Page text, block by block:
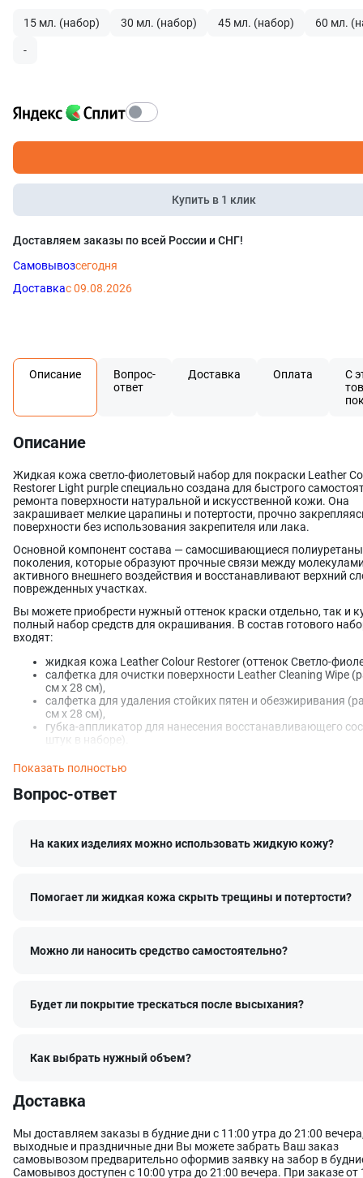
15 мл. (набор) 30 мл. (набор) 45 мл. (набор) 60 мл.
-
Купить в 1 клик
Доставляем заказы по всей России и СНГ!
Самовывозсегодня
Доставкас 09.08.2026
Описание
Вопрос-
ответ
Доставка Оплата
С
Описание
Жидкая кожа светло-фиолетовый набор для покраски Leather
Restorer Light purple специально создана для быстрого
ремонта поверхности натуральной и искусственной кожи. Она
закрашивает мелкие царапины и потертости, прочно
поверхности без использования закрепителя или лака.
Основной компонент состава — самосшивающиеся
поколения, которые образуют прочные связи между
активного внешнего воздействия и восстанавливают верхний
поврежденных участках.
Вы можете приобрести нужный оттенок краски отдельно, так и
полный набор средств для окрашивания. В состав готового
входят:
жидкая кожа Leather Colour Restorer (оттенок Светло-
салфетка для очистки поверхности Leather Cleaning Wipe
см x 28 см),
салфетка для удаления стойких пятен и обезжиривания
см x 28 см),
губка-аппликатор для нанесения восстанавливающего
штук в наборе).
Средство для ремонта и восстановления кожи отличается:
повышенной укрывистостью (расход краски для
одного автомобильного сиденья примерно 60 мл);
свойства);
высокой устойчивостью к истиранию и температурам
Как выбрать правильный оттенок
фиолетовый из каталога LeTech соответствует оттенку RAL 4005
нужный в готовых наборах, мы рекомендуем обратиться к
специалистам
для индивидуального подбора цвета
автомобильной кожи,
кожгалантереи.
Жидкая кожа светло-фиолетовый набор для покраски Leather
Restorer Light purple — это продукт All-in-One («все в одном») с
восстанавливающим эффектом, который подойдет для
Показать полностью
Вопрос-ответ
На каких изделиях можно использовать жидкую кожу?
Помогает ли жидкая кожа скрыть трещины и потертости?
Можно ли наносить средство самостоятельно?
Будет ли покрытие трескаться после высыхания?
Как выбрать нужный объем?
Доставка
Мы доставляем заказы в будние дни с 11:00 утра до 21:00
выходные и праздничные дни Вы можете забрать Ваш заказ
самовывозом предварительно оформив заявку на забор в
Самовывоз доступен с 10:00 утра до 21:00 вечера. При заказе от
Оставить заявку
Ваше имя
Данные формы отправлены